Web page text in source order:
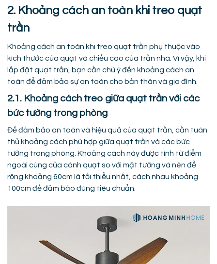
2. Khoảng cách an toàn khi treo quạt
trần
Khoảng cách an toàn khi treo quạt trần phụ thuộc vào
kích thước của quạt và chiều cao của trần nhà. Vì vậy, khi
lắp đặt quạt trần, bạn cần chú ý đến khoảng cách an
toàn để đảm bảo sự an toàn cho bản thân và gia đình.
2.1. Khoảng cách treo giữa quạt trần với các
bức tường trong phòng
Để đảm bảo an toàn và hiệu quả của quạt trần, cần tuân
thủ khoảng cách phù hợp giữa quạt trần và các bức
tường trong phòng. Khoảng cách này được tính từ điểm
ngoài cùng của cánh quạt so với mặt tường và nên để
rộng khoảng 60cm là tối thiểu nhất, cách nhau khoảng
100cm để đảm bảo đúng tiêu chuẩn.